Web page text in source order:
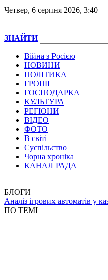
Четвер, 6 серпня 2026, 3:40
ЗНАЙТИ
Війна з Росією
НОВИНИ
ПОЛІТИКА
ГРОШІ
ГОСПОДАРКА
КУЛЬТУРА
РЕГІОНИ
ВІДЕО
ФОТО
В світі
Суспільство
Чорна хроніка
КАНАЛ РАДА
БЛОГИ
Аналіз ігрових автоматів у
ПО ТЕМІ